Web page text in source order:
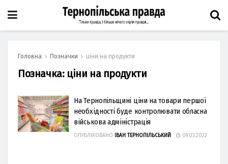
Головна Позначки ціни на продукти
Позначка: ціни на продукти
На Тернопільщині ціни на товари першої
необхідності буде контролювати обласна
військова адміністрація
ОПУБЛІКОВАНО ІВАН ТЕРНОПІЛЬСЬКИЙ 09.03.2022